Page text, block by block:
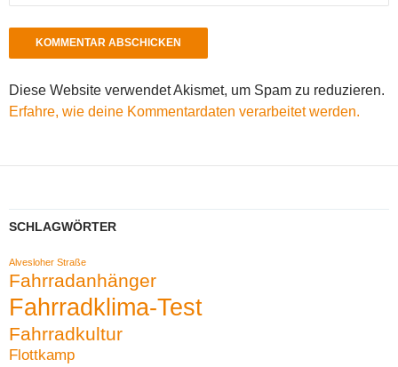
Diese Website verwendet Akismet, um Spam zu reduzieren.
Erfahre, wie deine Kommentardaten verarbeitet werden.
SCHLAGWÖRTER
Alvesloher Straße
Fahrradanhänger
Fahrradklima-Test
Fahrradkultur
Flottkamp